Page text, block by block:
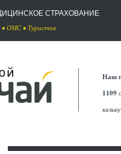
СТРАХОВАНИЕ
• ОМС• Туристов
Наш
1109